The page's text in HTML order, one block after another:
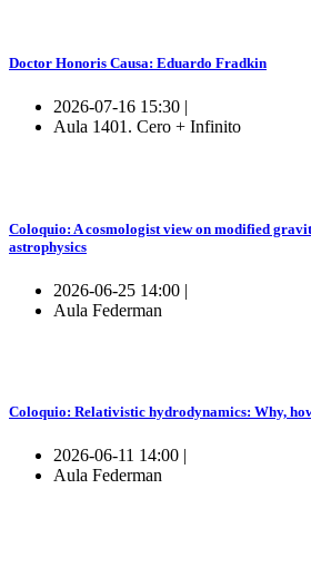
Doctor Honoris Causa: Eduardo Fradkin
2026-07-16 15:30 |
Aula 1401. Cero + Infinito
Coloquio: A cosmologist view on modified
astrophysics
2026-06-25 14:00 |
Aula Federman
Coloquio: Relativistic hydrodynamics: Why,
2026-06-11 14:00 |
Aula Federman